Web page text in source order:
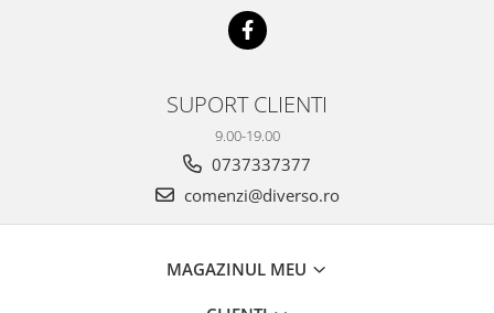
SUPORT CLIENTI
9.00-19.00
0737337377
comenzi@diverso.ro
MAGAZINUL MEU